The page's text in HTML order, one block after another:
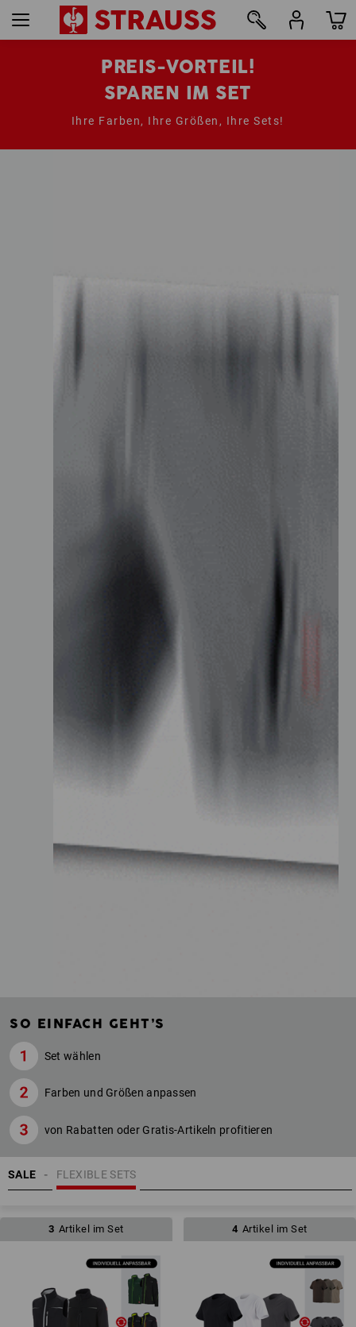
PREIS-VORTEIL!
SPAREN IM SET
Ihre Farben, Ihre Größen, Ihre Sets!
SO EINFACH GEHT’S
Set wählen
Farben und Größen anpassen
von Rabatten oder Gratis-Artikeln profitieren
SALE FLEXIBLE SETS
3 Artikel im Set 4 Artikel im Set